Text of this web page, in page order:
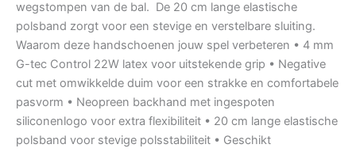
wegstompen van de bal. De 20 cm lange elastische
polsband zorgt voor een stevige en verstelbare sluiting.
Waarom deze handschoenen jouw spel verbeteren • 4 mm
G-tec Control 22W latex voor uitstekende grip • Negative
cut met omwikkelde duim voor een strakke en comfortabele
pasvorm • Neopreen backhand met ingespoten
siliconenlogo voor extra flexibiliteit • 20 cm lange elastische
polsband voor stevige polsstabiliteit • Geschikt